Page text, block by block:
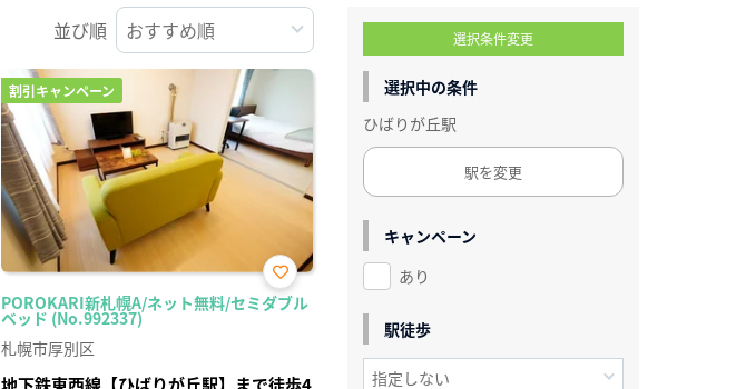
並び順
割引キャンペーン
POROKARI新札幌A/ネット無料/セミダブル
ベッド (No.992337)
お気
に入
札幌市厚別区
地下鉄東西線【ひばりが丘駅】まで徒歩4
選択条件変更
選択中の条件
ひばりが丘駅
駅を変更
キャンペーン
あり
駅徒歩